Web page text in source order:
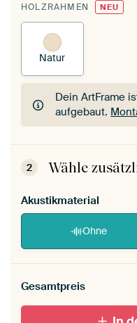
HOLZRAHMEN NEU
Natur
Dein ArtFrame
aufgebaut.
Dein ArtFrame
aufgebaut.
2 Wähle
Akustikmaterial
Ohne
Gesamtpreis